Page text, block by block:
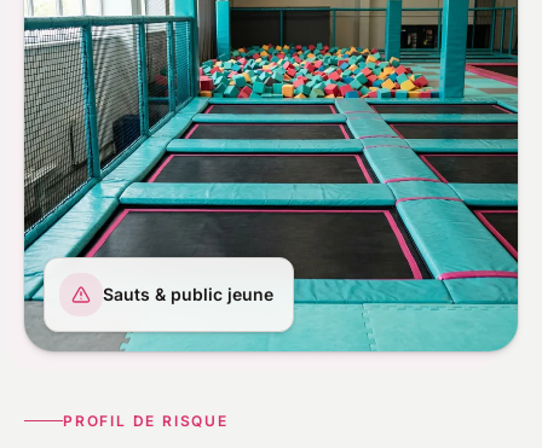
Sauts & public jeune
PROFIL DE RISQUE